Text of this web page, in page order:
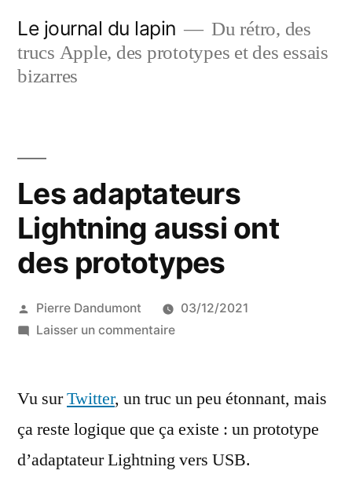
contenu
Le journal du lapin
Du rétro, des
trucs Apple, des prototypes et des essais
bizarres
Les adaptateurs
Lightning aussi ont
des prototypes
Publié
par
Pierre Dandumont
03/12/2021
Laisser un commentairesur
Lightning
ont
des
Vu surTwitter, un truc un peu étonnant, mais
ça reste logique que ça existe : un prototype
d’adaptateur Lightning vers USB.